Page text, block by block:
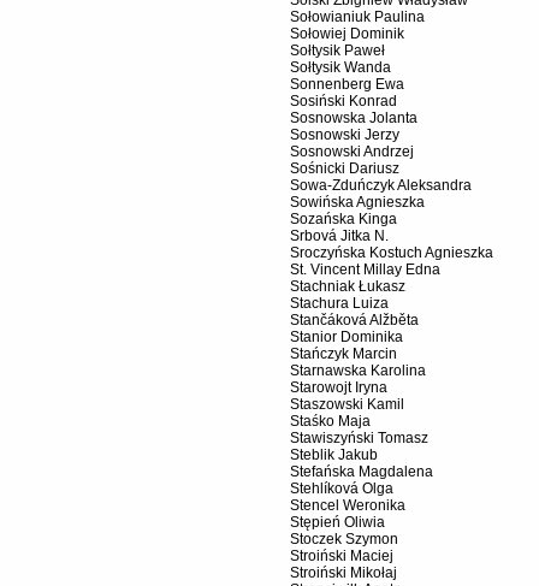
Sołowianiuk Paulina
Sołowiej Dominik
Sołtysik Paweł
Sołtysik Wanda
Sonnenberg Ewa
Sosiński Konrad
Sosnowska Jolanta
Sosnowski Jerzy
Sosnowski Andrzej
Sośnicki Dariusz
Sowa-Zduńczyk Aleksandra
Sowińska Agnieszka
Sozańska Kinga
Srbová Jitka N.
Sroczyńska Kostuch Agnieszka
St. Vincent Millay Edna
Stachniak Łukasz
Stachura Luiza
Stančáková Alžběta
Stanior Dominika
Stańczyk Marcin
Starnawska Karolina
Starowojt Iryna
Staszowski Kamil
Staśko Maja
Stawiszyński Tomasz
Steblik Jakub
Stefańska Magdalena
Stehlíková Olga
Stencel Weronika
Stępień Oliwia
Stoczek Szymon
Stroiński Maciej
Stroiński Mikołaj